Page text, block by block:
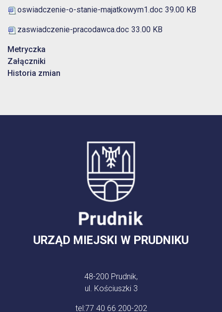
oswiadczenie-o-stanie-majatkowym1.doc 39.00 KB
zaswiadczenie-pracodawca.doc 33.00 KB
Metryczka
Załączniki
Historia zmian
URZĄD MIEJSKI W PRUDNIKU
48-200 Prudnik,
ul. Kościuszki 3
tel:77 40 66 200-202